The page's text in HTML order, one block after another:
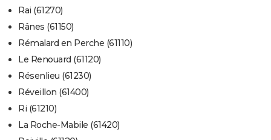
Rai (61270)
Rânes (61150)
Rémalard en Perche (61110)
Le Renouard (61120)
Résenlieu (61230)
Réveillon (61400)
Ri (61210)
La Roche-Mabile (61420)